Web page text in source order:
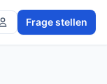
Frage stellen